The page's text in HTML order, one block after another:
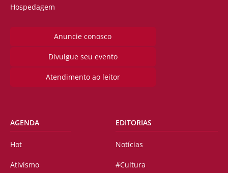
Hospedagem
Anuncie conosco
Divulgue seu evento
Atendimento ao leitor
AGENDA
Hot
Ativismo
EDITORIAS
Notícias
#Cultura